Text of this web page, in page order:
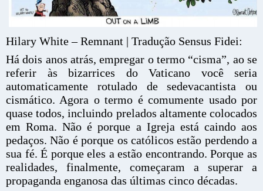
Hilary White – Remnant | Tradução Sensus Fidei:
Há dois anos atrás, empregar o termo “cisma”, ao se
referir às bizarrices do Vaticano você seria
automaticamente rotulado de sedevacantista ou
cismático. Agora o termo é comumente usado por
quase todos, incluindo prelados altamente colocados
em Roma. Não é porque a Igreja está caindo aos
pedaços. Não é porque os católicos estão perdendo a
sua fé. É porque eles a estão encontrando. Porque as
realidades, finalmente, começaram a superar a
propaganda enganosa das últimas cinco décadas.